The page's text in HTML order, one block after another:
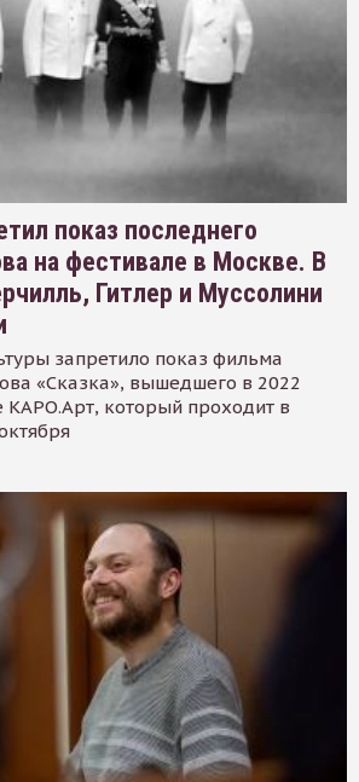
показ последнего
на фестивале в Москве. В
Гитлер и Муссолини
запретило показ фильма
«Сказка», вышедшего в 2022
КАРО.Арт, который проходит в